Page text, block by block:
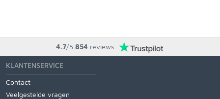
4.7/5 854 reviews
KLANTENSERVICE
Contact
Veelgestelde vragen